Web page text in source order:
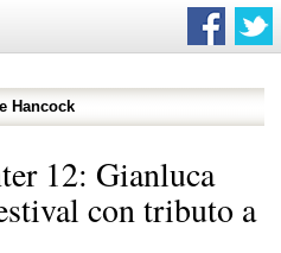
Hancock
12: Gianluca
con tributo a